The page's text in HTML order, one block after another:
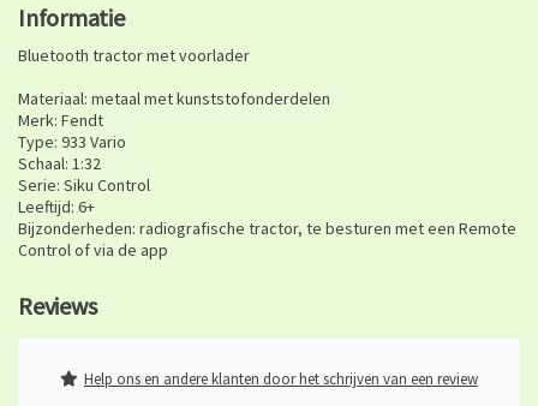
Informatie
Bluetooth tractor met voorlader
Materiaal: metaal met kunststofonderdelen
Merk: Fendt
Type: 933 Vario
Schaal: 1:32
Serie: Siku Control
Leeftijd: 6+
Bijzonderheden: radiografische tractor, te besturen met een Remote
Control of via de app
Reviews
Help ons en andere klanten door het schrijven van een review